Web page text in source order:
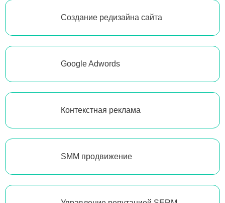
Создание редизайна сайта
Google Adwords
Контекстная реклама
SMM продвижение